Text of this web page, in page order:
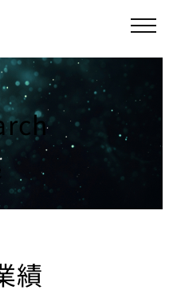
起業家育成
松尾研発スタート
アップ
起業クエスト
社会連携
寄付講座
績